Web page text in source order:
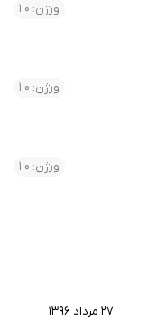
ورژن: 1.0
ورژن: 1.0
ورژن: 1.0
۲۷ مرداد ۱۳۹۶